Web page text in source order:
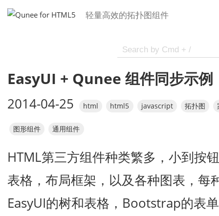
轻量高效的拓扑图组件
EasyUI + Qunee 组件同步示例
2014-04-25 html html5 javascript 拓扑图
图形组件 通用组件
HTML第三方组件种类繁多，小到按
表格，布局框架，以及各种图表，每
EasyUI的树和表格，Bootstrap的表